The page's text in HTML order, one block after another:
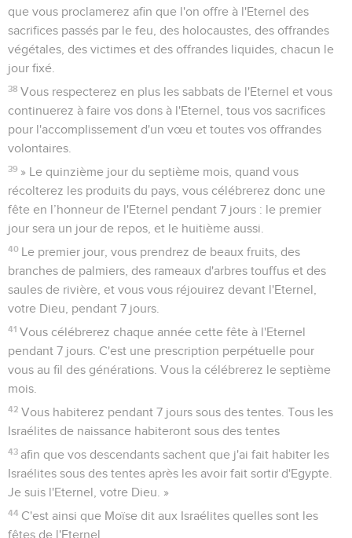
que vous proclamerez afin que l'on offre à l'Eternel des
sacrifices passés par le feu, des holocaustes, des offrandes
végétales, des victimes et des offrandes liquides, chacun le
jour fixé.
38 Vous respecterez en plus les sabbats de l'Eternel et vous
continuerez à faire vos dons à l'Eternel, tous vos sacrifices
pour l'accomplissement d'un vœu et toutes vos offrandes
volontaires.
39 » Le quinzième jour du septième mois, quand vous
récolterez les produits du pays, vous célébrerez donc une
fête en l’honneur de l'Eternel pendant 7 jours : le premier
jour sera un jour de repos, et le huitième aussi.
40 Le premier jour, vous prendrez de beaux fruits, des
branches de palmiers, des rameaux d'arbres touffus et des
saules de rivière, et vous vous réjouirez devant l'Eternel,
votre Dieu, pendant 7 jours.
41 Vous célébrerez chaque année cette fête à l'Eternel
pendant 7 jours. C'est une prescription perpétuelle pour
vous au fil des générations. Vous la célébrerez le septième
mois.
42 Vous habiterez pendant 7 jours sous des tentes. Tous les
Israélites de naissance habiteront sous des tentes
43 afin que vos descendants sachent que j'ai fait habiter les
Israélites sous des tentes après les avoir fait sortir d'Egypte.
Je suis l'Eternel, votre Dieu. »
44 C'est ainsi que Moïse dit aux Israélites quelles sont les
fêtes de l'Eternel.